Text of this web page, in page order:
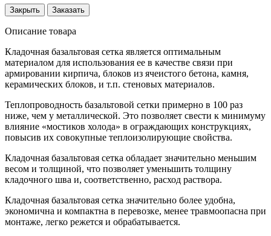
Закрыть Заказать
Описание товара
Кладочная базальтовая сетка является оптимальным
материалом для использования ее в качестве связи при
армировании кирпича, блоков из ячеистого бетона, камня,
керамических блоков, и т.п. стеновых материалов.
Теплопроводность базальтовой сетки примерно в 100 раз
ниже, чем у металлической. Это позволяет свести к минимуму
влияние «мостиков холода» в ограждающих конструкциях,
повысив их совокупные теплоизолирующие свойства.
Кладочная базальтовая сетка обладает значительно меньшим
весом и толщиной, что позволяет уменьшить толщину
кладочного шва и, соответственно, расход раствора.
Кладочная базальтовая сетка значительно более удобна,
экономична и компактна в перевозке, менее травмоопасна при
монтаже, легко режется и обрабатывается.